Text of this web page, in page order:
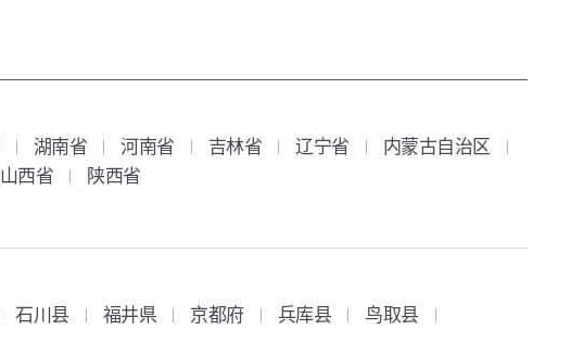
湖南省 河南省 吉林省 辽宁省
内蒙古自治区
山西省
陕西省
石川县 福井県 京都府 兵库县
鸟取县